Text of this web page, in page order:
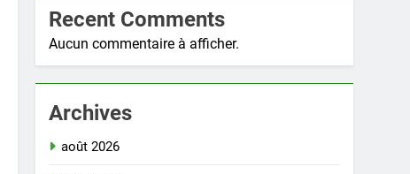
Recent Comments
Aucun commentaire à afficher.
Archives
août 2026